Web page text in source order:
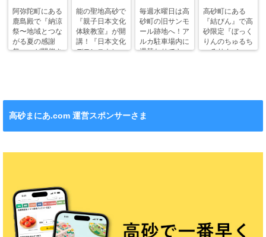
阿弥陀町にある
鹿島殿で『納涼
祭〜地域とつな
がる夏の感謝
祭〜』が開催さ
能の聖地高砂で
『親子日本文化
体験教室』が開
講！『日本文化
デモンストレー
毎週水曜日は高
砂町の旧サンモ
ール跡地へ！ア
ルカ駐車場内に
週替わりでキッ
高砂町にある
『結びん』で高
砂限定『ぼっく
りんのちゅるち
ゅるりん♪シー
高砂まにあ.com 運営スポンサーさま